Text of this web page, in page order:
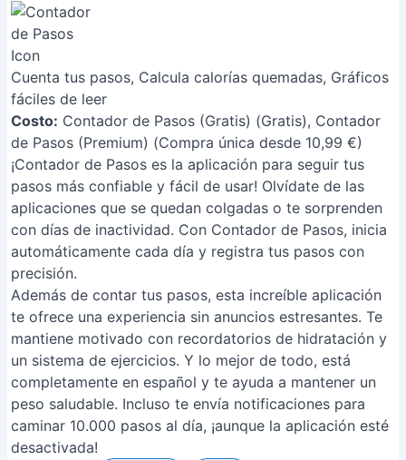
Cuenta tus pasos, Calcula calorías quemadas, Gráficos
fáciles de leer
Costo: Contador de Pasos (Gratis) (Gratis), Contador
de Pasos (Premium) (Compra única desde 10,99 €)
¡Contador de Pasos es la aplicación para seguir tus
pasos más confiable y fácil de usar! Olvídate de las
aplicaciones que se quedan colgadas o te sorprenden
con días de inactividad. Con Contador de Pasos, inicia
automáticamente cada día y registra tus pasos con
precisión.
Además de contar tus pasos, esta increíble aplicación
te ofrece una experiencia sin anuncios estresantes. Te
mantiene motivado con recordatorios de hidratación y
un sistema de ejercicios. Y lo mejor de todo, está
completamente en español y te ayuda a mantener un
peso saludable. Incluso te envía notificaciones para
caminar 10.000 pasos al día, ¡aunque la aplicación esté
desactivada!